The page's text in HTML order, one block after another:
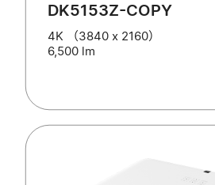
DK5153Z-COPY
4K （3840 x 2160）
6,500 lm